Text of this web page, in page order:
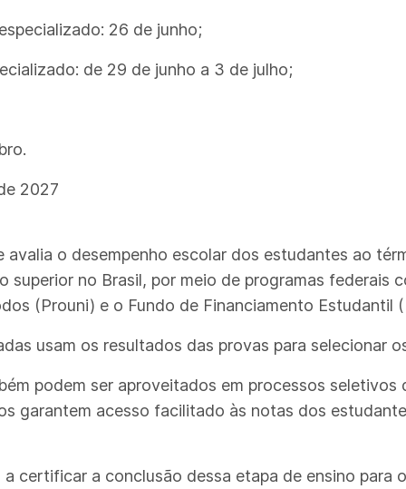
26 de junho;
de 29 de junho a 3 de julho;
2027
avalia o desempenho escolar dos estudantes ao
superior no Brasil, por meio de programas federais
(Prouni) e o Fundo de Financiamento Estudantil
usam os resultados das provas para selecionar
podem ser aproveitados em processos
garantem acesso facilitado às notas dos
certificar a conclusão dessa etapa de ensino para